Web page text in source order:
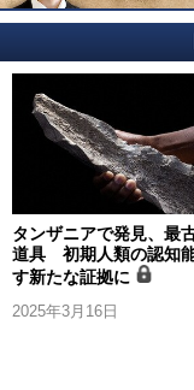
タンザニアで発見、最
道具 初期人類の認知
す新たな証拠に
2025年3月16日